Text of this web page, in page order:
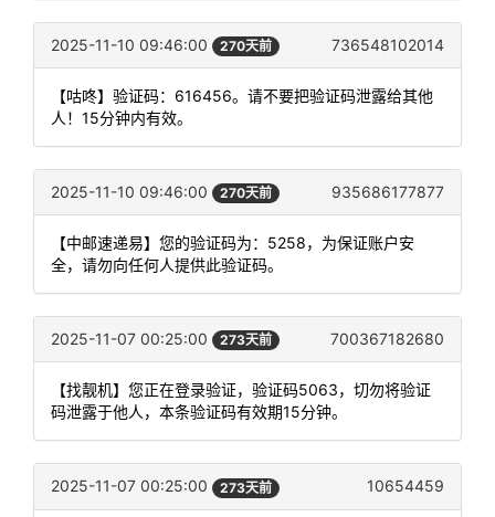
2025-11-10 09:46:00 270天前 736548102014
【咕咚】验证码：616456。请不要把验证码泄露给其他
人！15分钟内有效。
2025-11-10 09:46:00 270天前 935686177877
【中邮速递易】您的验证码为：5258，为保证账户安
全，请勿向任何人提供此验证码。
2025-11-07 00:25:00 273天前 700367182680
【找靓机】您正在登录验证，验证码5063，切勿将验证
码泄露于他人，本条验证码有效期15分钟。
2025-11-07 00:25:00 273天前 10654459